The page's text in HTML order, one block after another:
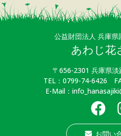
公益財団法人 兵庫
あわじ花
〒656-2301 兵庫県
TEL：0799-74-6426
E-Mail：
お問い